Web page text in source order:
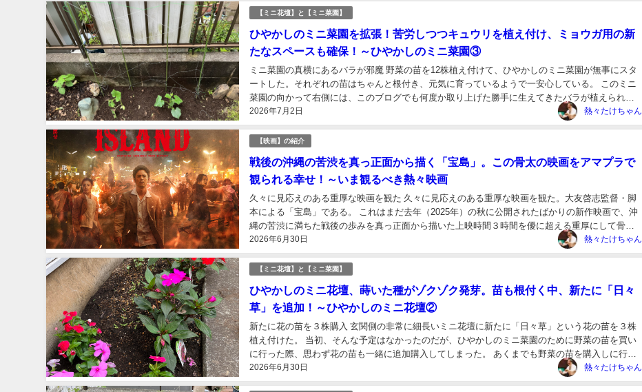
【ミニ花壇】と【ミニ菜園】
ひやかしのミニ菜園を拡張！苦労しつつキュウリを植え付け、ミョウガ用の新
たなスペースも確保！～ひやかしのミニ菜園③
2026年7月2日
ミニ菜園の真横にあるバラが邪魔 野菜の苗を12株植え付けて、ひやかしのミニ菜園が無事にスタ
ートした。それぞれの苗はちゃんと根付き、元気に育っているようで一安心している。 このミニ
菜園の向かって右側には、このブログでも何度か取り上げた勝手に生えてきたバラが植えられて
いる。元々は玄関側にあったもの、シャクヤクの植え付けの邪...
熱々たけちゃん
【映画】の紹介
戦後の沖縄の苦渋を真っ正面から描く「宝島」。この骨太の映画をアマプラで
観られる幸せ！～いま観るべき熱々映画
2026年6月30日
久々に見応えのある重厚な映画を観た 久々に見応えのある重厚な映画を観た。大友啓志監督・脚
本による「宝島」である。 これはまだ去年（2025年）の秋に公開されたばかりの新作映画で、沖
縄の苦渋に満ちた戦後の歩みを真っ正面から描いた上映時間３時間を優に超える重厚にして骨太
の作品である。 アマゾンプライムで見放題配信に 僕は劇...
熱々たけちゃん
【ミニ花壇】と【ミニ菜園】
ひやかしのミニ花壇、蒔いた種がゾクゾク発芽。苗も根付く中、新たに「日々
草」を追加！～ひやかしのミニ花壇②
2026年6月30日
新たに花の苗を３株購入 玄関側の非常に細長いミニ花壇に新たに「日々草」という花の苗を３株
植え付けた。 当初、そんな予定はなかったのだが、ひやかしのミニ菜園のために野菜の苗を買い
に行った際、思わず花の苗も一緒に追加購入してしまった。 あくまでも野菜の苗を購入しに行っ
たのに、きれいな花の苗を見ると、どうしてもほしくなってし...
熱々たけちゃん